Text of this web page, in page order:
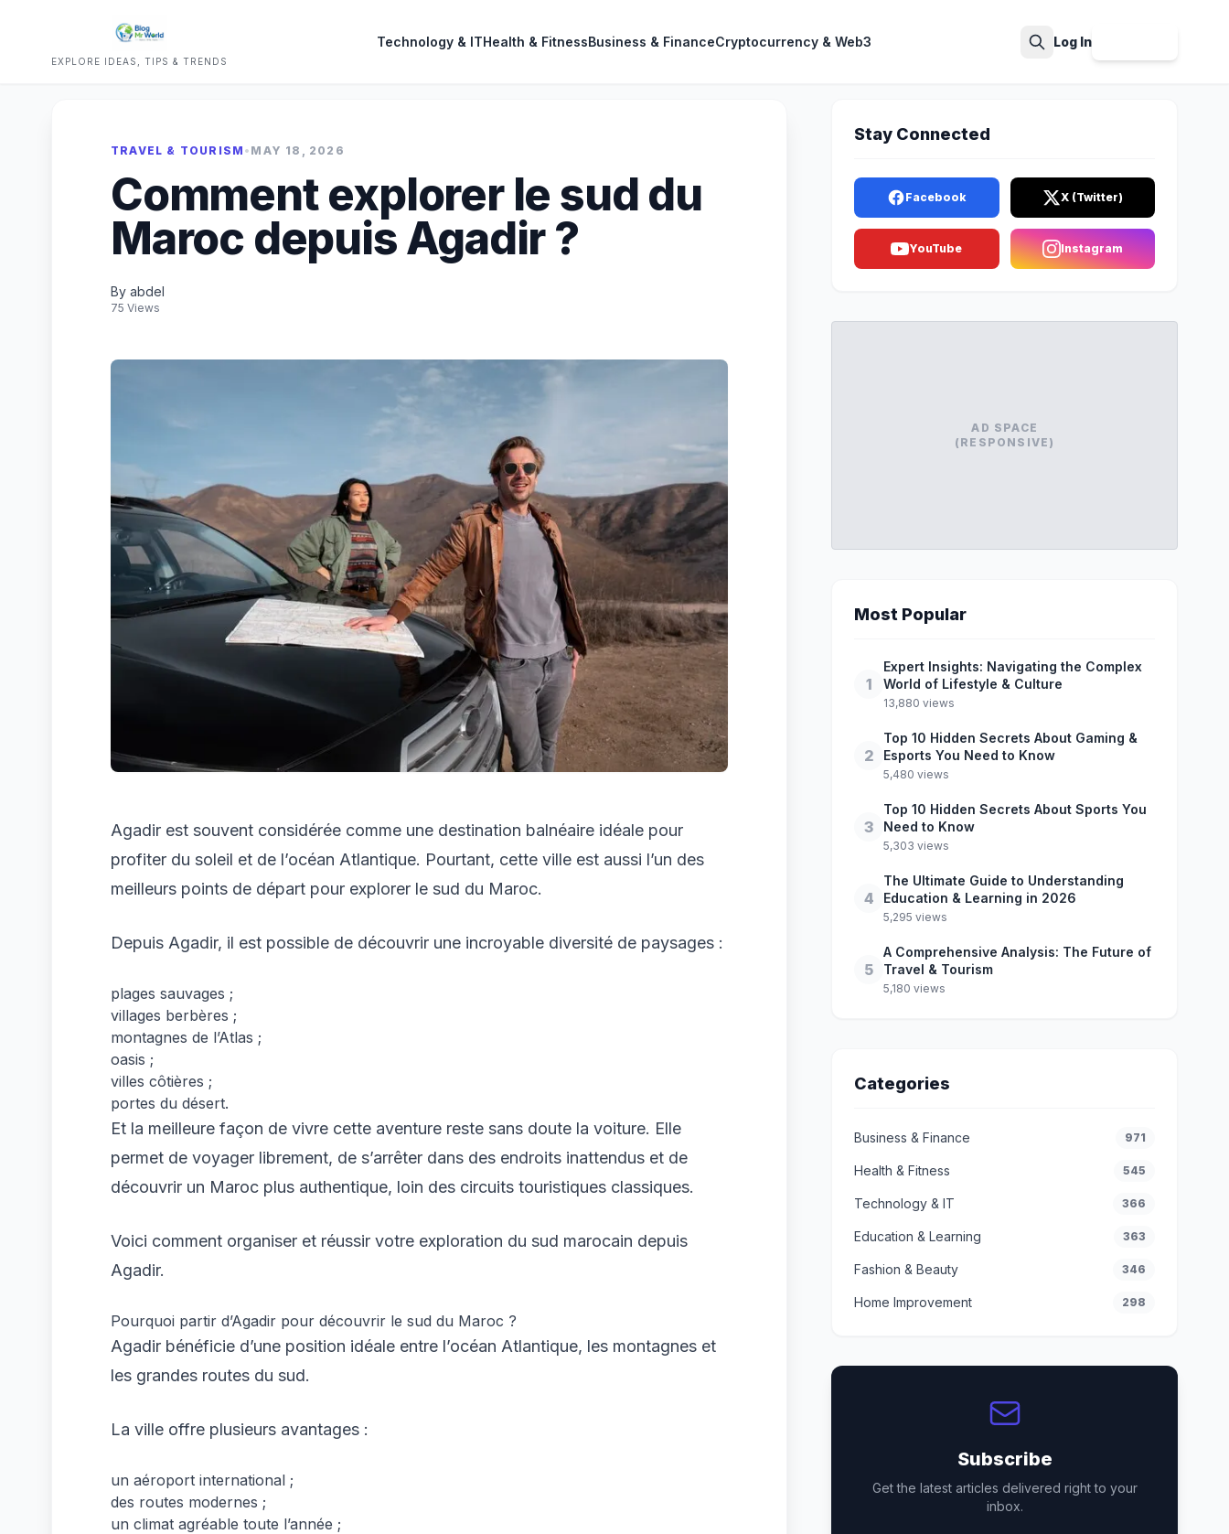
EXPLORE IDEAS, TIPS & TRENDS
Technology & ITHealth & FitnessBusiness & FinanceCryptocurrency & Web3 Log In
TRAVEL & TOURISM • MAY 18, 2026
Comment explorer le sud du
Maroc depuis Agadir ?
By abdel
75 Views
Agadir est souvent considérée comme une destination balnéaire idéale pour
profiter du soleil et de l’océan Atlantique. Pourtant, cette ville est aussi l’un des
meilleurs points de départ pour explorer le sud du Maroc.
Depuis Agadir, il est possible de découvrir une incroyable diversité de paysages :
plages sauvages ;
villages berbères ;
montagnes de l’Atlas ;
oasis ;
villes côtières ;
portes du désert.
Et la meilleure façon de vivre cette aventure reste sans doute la voiture. Elle
permet de voyager librement, de s’arrêter dans des endroits inattendus et de
découvrir un Maroc plus authentique, loin des circuits touristiques classiques.
Voici comment organiser et réussir votre exploration du sud marocain depuis
Agadir.
Pourquoi partir d’Agadir pour découvrir le sud du Maroc ?
Agadir bénéficie d’une position idéale entre l’océan Atlantique, les montagnes et
les grandes routes du sud.
La ville offre plusieurs avantages :
un aéroport international ;
des routes modernes ;
un climat agréable toute l’année ;
Stay Connected
Facebook X (Twitter)
YouTube Instagram
AD SPACE
(RESPONSIVE)
Most Popular
1
Expert Insights: Navigating the Complex
World of Lifestyle & Culture
13,880 views
2
Top 10 Hidden Secrets About Gaming &
Esports You Need to Know
5,480 views
3
Top 10 Hidden Secrets About Sports You
Need to Know
5,303 views
4
The Ultimate Guide to Understanding
Education & Learning in 2026
5,295 views
5
A Comprehensive Analysis: The Future of
Travel & Tourism
5,180 views
Categories
Business & Finance 971
Health & Fitness 545
Technology & IT 366
Education & Learning 363
Fashion & Beauty 346
Home Improvement 298
Subscribe
Get the latest articles delivered right to your
inbox.